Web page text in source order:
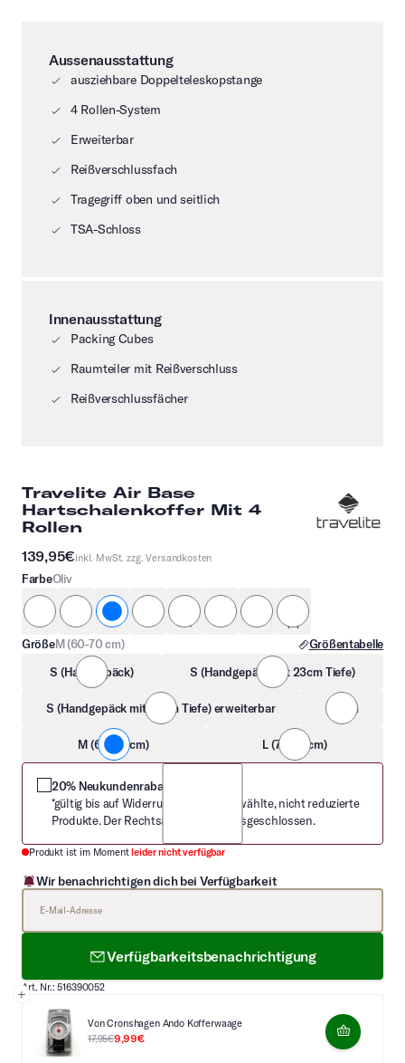
Aussenausstattung
ausziehbare Doppelteleskopstange
4 Rollen-System
Erweiterbar
Reißverschlussfach
Tragegriff oben und seitlich
TSA-Schloss
Innenausstattung
Packing Cubes
Raumteiler mit Reißverschluss
Reißverschlussfächer
Travelite Air Base
Hartschalenkoffer Mit 4
Rollen
139,95€inkl. MwSt. zzg.Versandkosten
FarbeOliv
Anthrazit
Blau Oliv Champagner
Lila BraunDunkelbraun
Coffee
GrößeM (60-70 cm)
Größentabelle
S (Handgepäck)
S (Handgepäck mit 23cm Tiefe)
S (Handgepäck mit 23cm Tiefe) erweiterbar S Slim
M (60-70 cm) L (71-80 cm)
20% Neukundenrabatt
*gültig bis auf Widerruf nur auf ausgewählte, nicht reduzierte
Produkte. Der Rechtsanspruch ist ausgeschlossen.
Produkt ist im Momentleider nicht verfügbar
Wir benachrichtigen dich bei Verfügbarkeit
Verfügbarkeitsbenachrichtigung
Art. Nr.: 516390052
Von Cronshagen Ando Kofferwaage
17,95€9,99€